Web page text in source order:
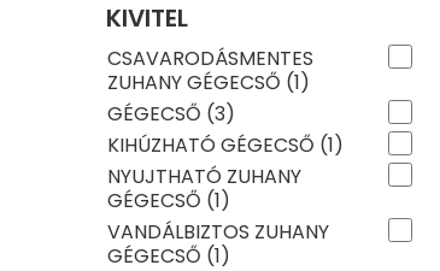
KIVITEL
CSAVARODÁSMENTES
ZUHANY GÉGECSŐ (1)
GÉGECSŐ (3)
KIHÚZHATÓ GÉGECSŐ (1)
NYUJTHATÓ ZUHANY
GÉGECSŐ (1)
VANDÁLBIZTOS ZUHANY
GÉGECSŐ (1)